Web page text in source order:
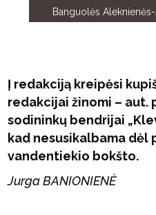
Banguolės
Į redakciją kreipėsi
redakcijai žinomi – aut.
sodininkų bendrijai
kad nesusikalbama dėl
vandentiekio bokšto.
Jurga BANIONIENĖ